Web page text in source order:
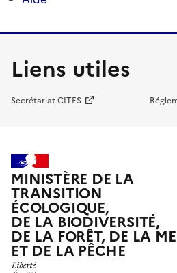
Liens utiles
Secrétariat CITES
MINISTÈRE DE LA
TRANSITION
ÉCOLOGIQUE,
DE LA BIODIVERSITÉ,
DE LA FORÊT, DE LA
ET DE LA PÊCHE